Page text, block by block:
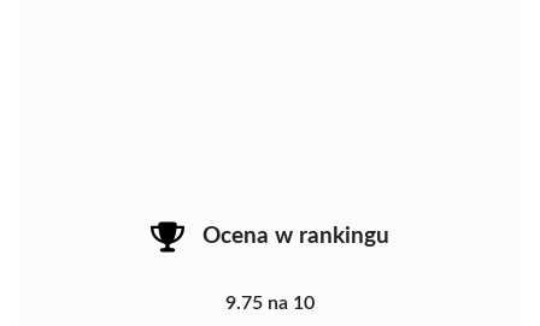
Ocena w rankingu
9.75 na 10